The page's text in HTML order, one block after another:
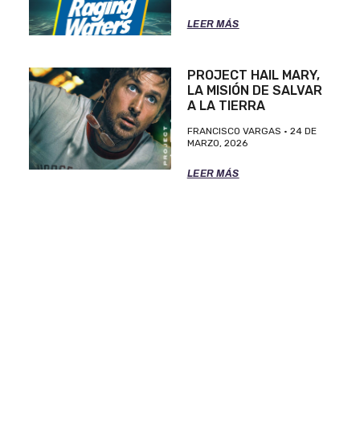
LEER MÁS
PROJECT HAIL MARY,
LA MISIÓN DE SALVAR
A LA TIERRA
FRANCISCO VARGAS
24 DE
MARZO, 2026
LEER MÁS